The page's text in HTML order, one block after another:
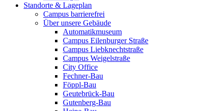
Standorte & Lageplan
Campus barrierefrei
Über unsere Gebäude
Automatikmuseum
Campus Eilenburger Straße
Campus Liebknechtstraße
Campus Weigelstraße
City Office
Fechner-Bau
Föppl-Bau
Geutebrück-Bau
Gutenberg-Bau